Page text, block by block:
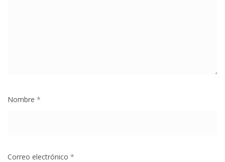
Nombre *
Correo electrónico *